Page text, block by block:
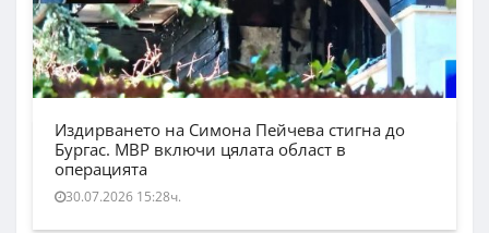
Издирването на Симона Пейчева стигна до
Бургас. МВР включи цялата област в
операцията
30.07.2026 15:28ч.